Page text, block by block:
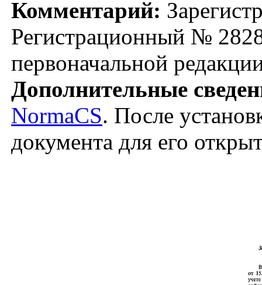
Комментарий:
Регистрационный №
первоначальной
Дополнительные
NormaCS. После
документа для его